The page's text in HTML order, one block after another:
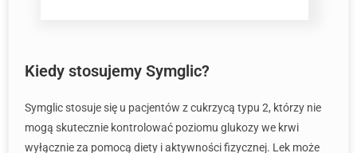
Kiedy stosujemy Symglic?
Symglic stosuje się u pacjentów z cukrzycą typu 2, którzy nie
mogą skutecznie kontrolować poziomu glukozy we krwi
wyłącznie za pomocą diety i aktywności fizycznej. Lek może